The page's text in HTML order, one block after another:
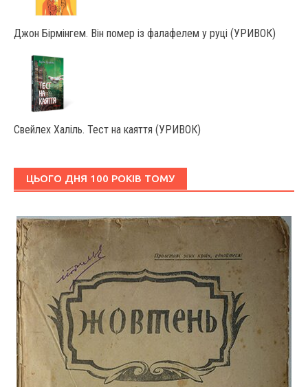
Джон Бірмінгем. Він помер із фалафелем у руці (УРИВОК)
Свейлех Халіль. Тест на каяття (УРИВОК)
ЦЬОГО ДНЯ 100 РОКІВ ТОМУ